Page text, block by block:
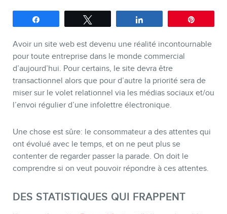
Formations marketing de
groupe
Consultations
Audits web (SEO) et IA (GEO)
Ebooks
Avoir un site web est devenu une réalité incontournable
pour toute entreprise dans le monde commercial
d’aujourd’hui. Pour certains, le site devra être
transactionnel alors que pour d’autre la priorité sera de
miser sur le volet relationnel via les médias sociaux et/ou
l’envoi régulier d’une infolettre électronique.
Une chose est sûre: le consommateur a des attentes qui
ont évolué avec le temps, et on ne peut plus se
contenter de regarder passer la parade. On doit le
comprendre si on veut pouvoir répondre à ces attentes.
DES STATISTIQUES QUI FRAPPENT